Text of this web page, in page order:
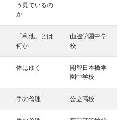
う見ているの
か
「利他」とは
何か
山脇学園中学
校
体はゆく
開智日本橋学
園中学校
手の倫理 公立高校